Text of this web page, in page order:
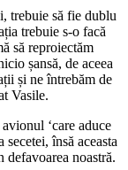
trebuie să fie dublu
trebuie s-o facă
să reproiectăm
șansă, de aceea
și ne întrebăm de
Vasile.
‘care aduce
însă aceasta
defavoarea noastră.